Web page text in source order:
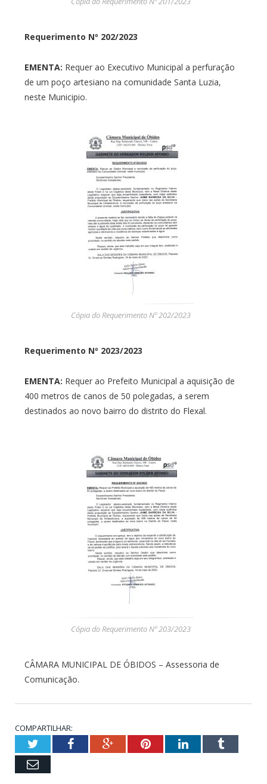
Requerimento Nº 202/2023
EMENTA: Requer ao Executivo Municipal a perfuração
de um poço artesiano na comunidade Santa Luzia,
neste Municipio.
Cópia do Requerimento Nº 202/2023
Requerimento Nº 2023/2023
EMENTA: Requer ao Prefeito Municipal a aquisição de
400 metros de canos de 50 polegadas, a serem
destinados ao novo bairro do distrito do Flexal.
Cópia do Requerimento Nº 203/2023
CÂMARA MUNICIPAL DE ÓBIDOS – Assessoria de
Comunicação.
COMPARTILHAR:
TwitterFacebookGoogle+PinterestLinkedInTumblr
Email